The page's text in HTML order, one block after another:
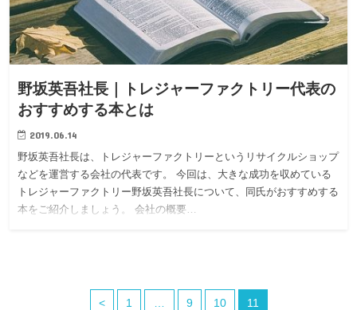
野坂英吾社長｜トレジャーファクトリー代表の
おすすめする本とは
2019.06.14
野坂英吾社長は、トレジャーファクトリーというリサイクルショップ
などを運営する会社の代表です。 今回は、大きな成功を収めている
トレジャーファクトリー野坂英吾社長について、同氏がおすすめする
本をご紹介しましょう。 会社の概要…
< 1 9 10 11